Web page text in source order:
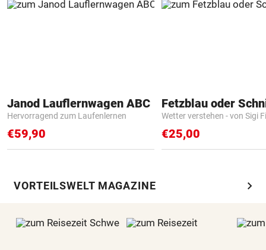
Janod Lauflernwagen ABC
Hervorragend zum Laufenlernen
€59,90
Fetzblau oder
Wetter verstehen - von Sigi
€25,00
VORTEILSWELT MAGAZINE chevron_right